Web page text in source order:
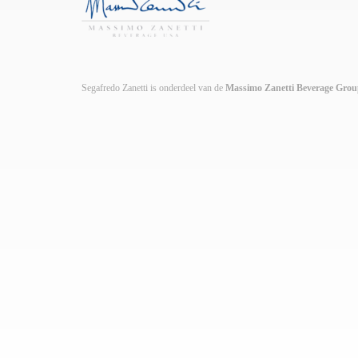
Segafredo Zanetti is onderdeel van de Massimo Zanetti Beverage